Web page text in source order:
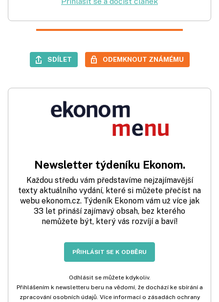
SDÍLET ODEMKNOUT ZNÁMÉMU
Newsletter týdeníku Ekonom.
Každou středu vám představíme nejzajímavější
texty aktuálního vydání, které si můžete přečíst na
webu ekonom.cz. Týdeník Ekonom vám už více jak
33 let přináší zajímavý obsah, bez kterého
nemůžete být, který vás rozvíjí a baví!
PŘIHLÁSIT SE K ODBĚRU
Odhlásit se můžete kdykoliv.
Přihlášením k newsletteru beru na vědomí, že dochází ke sbírání a
zpracování osobních údajů. Více informací o zásadách ochrany